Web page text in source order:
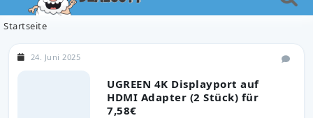
Startseite
UGREEN 4K Displayport auf
HDMI Adapter (2 Stück) für
7,58€
24. Juni 2025